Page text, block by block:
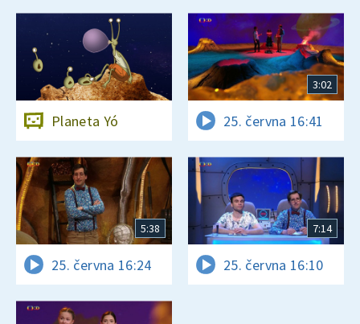
Planeta Yó
3:02
25. června 16:41
5:38
25. června 16:24
7:14
25. června 16:10